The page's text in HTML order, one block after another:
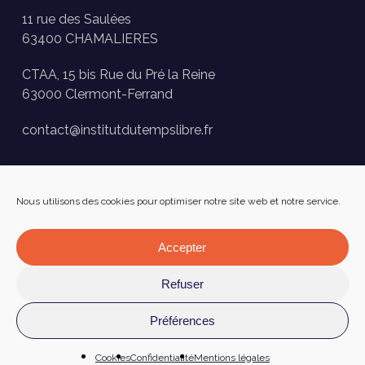
Nous utilisons des cookies pour optimiser notre site web et notre service.
Accepter
Refuser
Préférences
CookiesConfidentialitéMentions légales
11 rue des Saulées
63400 CHAMALIERES
CTAA, 15 bis Rue du Pré la Reine
63000 Clermont-Ferrand
contact@institutdutempslibre.fr
Presse
FAQ
Facebook
Mentions légales–Confidentialité–Cookies
Réalisé parNuméria Communication